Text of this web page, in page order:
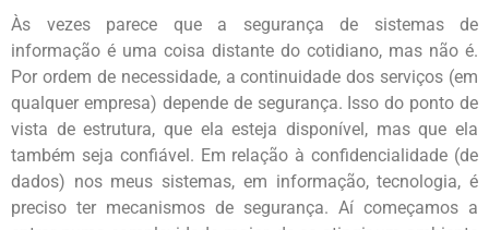
Às vezes parece que a segurança de sistemas de
informação é uma coisa distante do cotidiano, mas não é.
Por ordem de necessidade, a continuidade dos serviços (em
qualquer empresa) depende de segurança. Isso do ponto de
vista de estrutura, que ela esteja disponível, mas que ela
também seja confiável. Em relação à confidencialidade (de
dados) nos meus sistemas, em informação, tecnologia, é
preciso ter mecanismos de segurança. Aí começamos a